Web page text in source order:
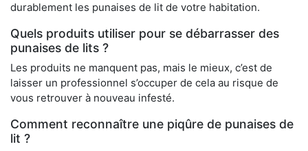
durablement les punaises de lit de votre habitation.
Quels produits utiliser pour se débarrasser des
punaises de lits ?
Les produits ne manquent pas, mais le mieux, c’est de
laisser un professionnel s’occuper de cela au risque de
vous retrouver à nouveau infesté.
Comment reconnaître une piqûre de punaises de
lit ?